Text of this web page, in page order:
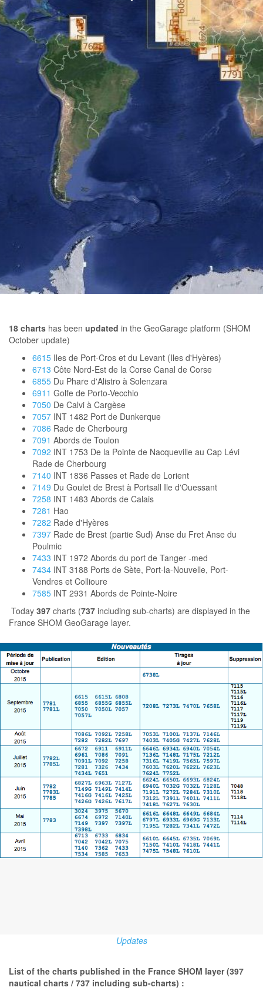
18 charts has been updated in the GeoGarage platform (SHOM
October update)
6615 Iles de Port-Cros et du Levant (Iles d'Hyères)
6713 Côte Nord-Est de la Corse Canal de Corse
6855 Du Phare d'Alistro à Solenzara
6911 Golfe de Porto-Vecchio
7050 De Calvi à Cargèse
7057 INT 1482 Port de Dunkerque
7086 Rade de Cherbourg
7091 Abords de Toulon
7092 INT 1753 De la Pointe de Nacqueville au Cap Lévi
Rade de Cherbourg
7140 INT 1836 Passes et Rade de Lorient
7149 Du Goulet de Brest à Portsall Ile d'Ouessant
7258 INT 1483 Abords de Calais
7281 Hao
7282 Rade d'Hyères
7397 Rade de Brest (partie Sud) Anse du Fret Anse du
Poulmic
7433 INT 1972 Abords du port de Tanger -med
7434 INT 3188 Ports de Sète, Port-la-Nouvelle, Port-
Vendres et Collioure
7585 INT 2931 Abords de Pointe-Noire
Today 397 charts (737 including sub-charts) are displayed in the
France SHOM GeoGarage layer.
Note : The SHOM produces official nautical charts to aid safe
navigation in France waters and certain areas of Africa,
Antarctica, West Indies and the South-West Pacific.
Using charts safely involves keeping them up-to-date using
Notices to Mariners
Mariners are requested to advise the French Hydrographic
Authority atSHOMof the discovery of new or suspected dangers
to navigation, or shortcomings in charts or publications
Updates
List of the charts published in the France SHOM layer (397
nautical charts / 737 including sub-charts) :